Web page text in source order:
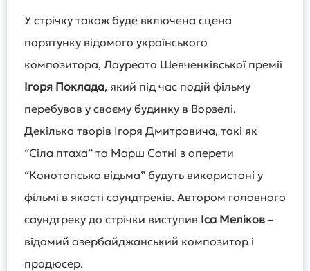
У стрічку також буде включена сцена
порятунку відомого українського
композитора, Лауреата Шевченківської премії
Ігоря Поклада, який під час подій фільму
перебував у своєму будинку в Ворзелі.
Декілька творів Ігоря Дмитровича, такі як
“Сіла птаха” та Марш Сотні з оперети
“Конотопська відьма” будуть використані у
фільмі в якості саундтреків. Автором головного
саундтреку до стрічки виступив Іса Меліков –
відомий азербайджанський композитор і
продюсер.